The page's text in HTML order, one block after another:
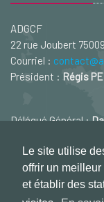
Le site utilise
offrir un
et établir des
ADGCF
22 rue Joubert
Courriel :
Président : Régis
Délégué Général :